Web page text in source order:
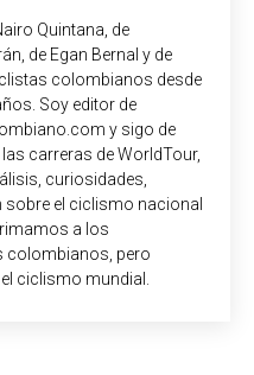
Quintana, de
de Egan Bernal y de
colombianos desde
Soy editor de
y sigo de
carreras de WorldTour,
curiosidades,
el ciclismo nacional
a los
colombianos, pero
ciclismo mundial.